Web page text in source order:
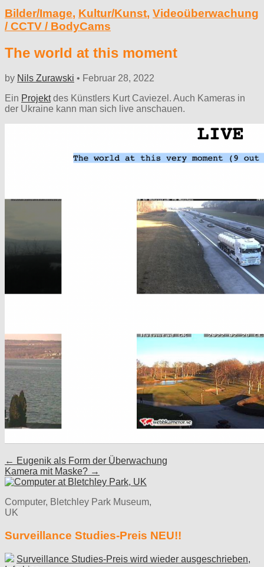
Bilder/Image, Kultur/Kunst, Videoüberwachung
/ CCTV / BodyCams
The world at this moment
by Nils Zurawski • Februar 28, 2022
Ein Projektdes Künstlers Kurt Caviezel. Auch Kameras in
der Ukraine kann man sich live anschauen.
Post
navigation
← Eugenik als Form der Überwachung
Kamera mit Maske? →
Computer, Bletchley Park Museum,
UK
Surveillance Studies-Preis NEU!!
Surveillance Studies-Preis wird wieder ausgeschrieben,